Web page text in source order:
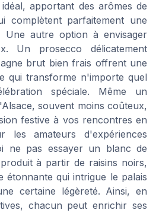
apportant des arômes de
complètent parfaitement une
Une autre option à envisager
Un prosecco délicatement
brut bien frais offrent une
qui transforme n'importe quel
spéciale. Même un
souvent moins coûteux,
festive à vos rencontres en
les amateurs d'expériences
ne pas essayer un blanc de
à partir de raisins noirs,
étonnante qui intrigue le palais
certaine légèreté. Ainsi, en
chacun peut enrichir ses